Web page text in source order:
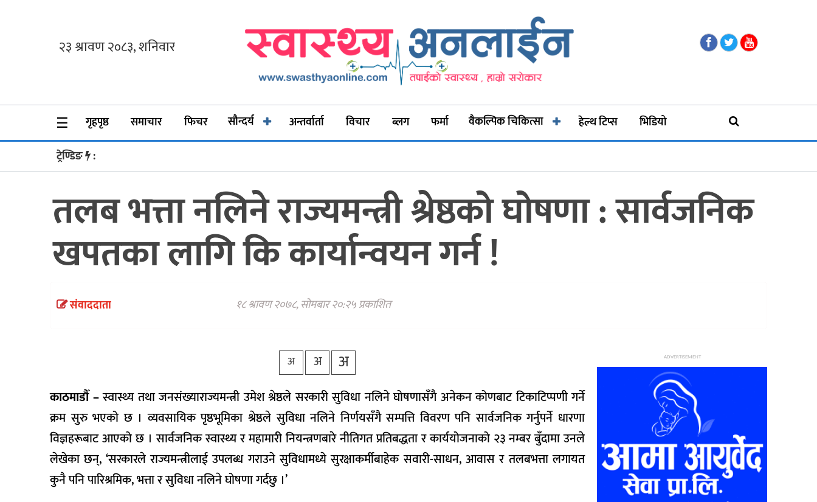
सौन्दर्य
अन्तर्वार्ता
☰ गृहपृष्ठ समाचार फिचर सौन्दर्य अन्तर्वार्ता विचार ब्लग फर्मा वैकल्पिक चिकित्सा हेल्थ टिप्स
भिडियो
ट्रेण्डिङ :
तलब भत्ता नलिने राज्यमन्त्री श्रेष्ठको घोषणा : सार्वजनिक
खपतका लागि कि कार्यान्वयन गर्न !
संवाददाता १८ श्रावण २०७८, सोमबार २०:२५ प्रकाशित
अ अ अ
काठमाडौँ –स्वास्थ्य तथा जनसंख्याराज्यमन्त्री उमेश श्रेष्ठले सरकारी सुविधा नलिने घोषणासँगै अनेकन कोणबाट टिकाटिप्पणी गर्ने
क्रम सुरु भएको छ । व्यवसायिक पृष्ठभूमिका श्रेष्ठले सुविधा नलिने निर्णयसँगै सम्पत्ति विवरण पनि सार्वजनिक गर्नुपर्ने धारणा
विज्ञहरूबाट आएको छ । सार्वजनिक स्वास्थ्य र महामारी नियन्त्रणबारे नीतिगत प्रतिबद्धता र कार्ययोजनाको २३ नम्बर बुँदामा उनले
लेखेका छन्, ‘सरकारले राज्यमन्त्रीलाई उपलब्ध गराउने सुविधामध्ये सुरक्षाकर्मीबाहेक सवारी-साधन, आवास र तलबभत्ता लगायत
कुनै पनि पारिश्रमिक, भत्ता र सुविधा नलिने घोषणा गर्दछु ।’
ADVERTISEMENT